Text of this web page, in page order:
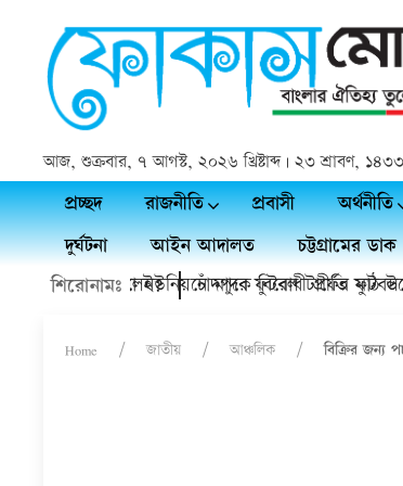
আজ, শুক্রবার, ৭ আগস্ট, ২০২৬ খ্রিষ্টাব্দ | ২৩ শ্রাবণ,
প্রচ্ছদ রাজনীতি প্রবাসী অর্থনীতি
দুর্ঘটনা
আইন আদালত চট্টগ্রামের ডাক
শিরোনামঃ
চলে গেলেন? চাঁদপুরে ফুটবল টার্ফের মাঠ
কাদলা ইউনিয়নে মাদক বিরোধী প্রীতি ফুটবল
Home জাতীয় আঞ্চলিক বিক্রির জন্য